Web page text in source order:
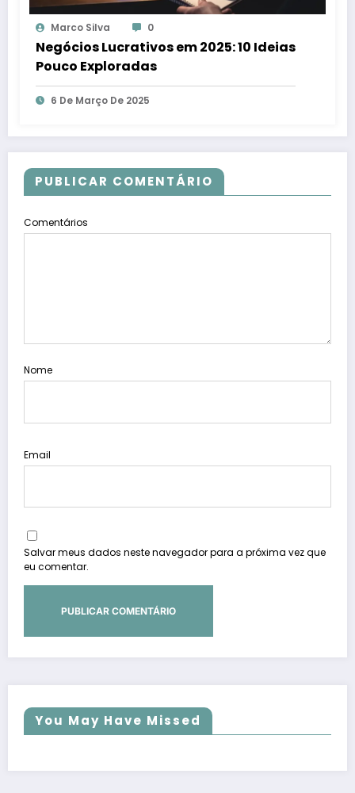
Marco Silva 0
Negócios Lucrativos em 2025: 10 Ideias
Pouco Exploradas
6 De Março De 2025
PUBLICAR COMENTÁRIO
Comentários
Nome
Email
Salvar meus dados neste navegador para a próxima vez que
eu comentar.
You May Have Missed